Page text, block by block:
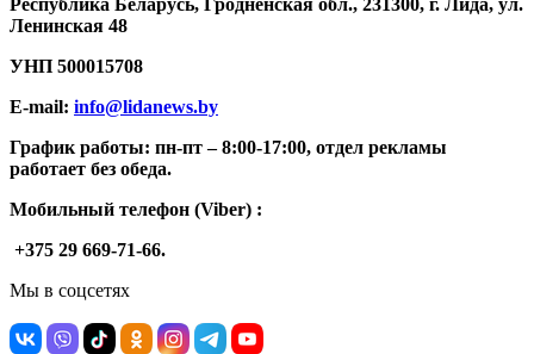
Ленинская 48
УНП 500015708
E-mail: info@lidanews.by
График работы: пн-пт –8:00-17:00, отдел рекламы
работает без обеда.
Мобильный телефон (Viber) :
+375 29 669-71-66.
Мы в соцсетях